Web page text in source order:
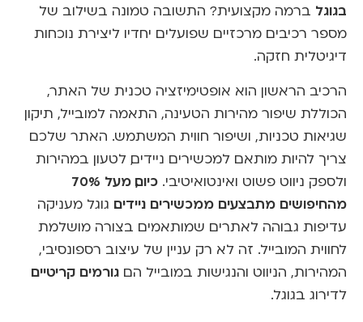
בגוגל ברמה מקצועית? התשובה טמונה בשילוב של
מספר רכיבים מרכזיים שפועלים יחדיו ליצירת נוכחות
דיגיטלית חזקה.
הרכיב הראשון הוא אופטימיזציה טכנית של האתר,
הכוללת שיפור מהירות הטעינה, התאמה למובייל, תיקון
שגיאות טכניות, ושיפור חווית המשתמש. האתר שלכם
צריך להיות מותאם למכשירים ניידים, לטעון במהירות
ולספק ניווט פשוט ואינטואיטיבי.
כיום, מעל 70%
מהחיפושים מתבצעים ממכשירים ניידים. גוגל מעניקה
עדיפות גבוהה לאתרים שמותאמים בצורה מושלמת
לחווית המובייל. זה לא רק עניין של עיצוב רספונסיבי,
המהירות, הניווט והנגישות במובייל הם גורמים קריטיים
לדירוג בגוגל.